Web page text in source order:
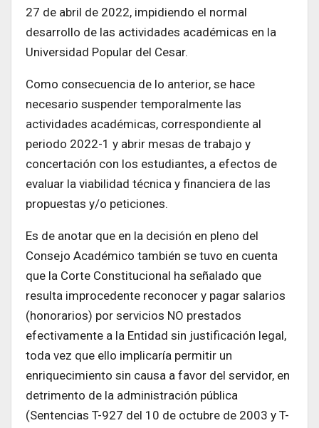
27 de abril de 2022, impidiendo el normal
desarrollo de las actividades académicas en la
Universidad Popular del Cesar.
Como consecuencia de lo anterior, se hace
necesario suspender temporalmente las
actividades académicas, correspondiente al
periodo 2022-1 y abrir mesas de trabajo y
concertación con los estudiantes, a efectos de
evaluar la viabilidad técnica y financiera de las
propuestas y/o peticiones.
Es de anotar que en la decisión en pleno del
Consejo Académico también se tuvo en cuenta
que la Corte Constitucional ha señalado que
resulta improcedente reconocer y pagar salarios
(honorarios) por servicios NO prestados
efectivamente a la Entidad sin justificación legal,
toda vez que ello implicaría permitir un
enriquecimiento sin causa a favor del servidor, en
detrimento de la administración pública
(Sentencias T-927 del 10 de octubre de 2003 y T-